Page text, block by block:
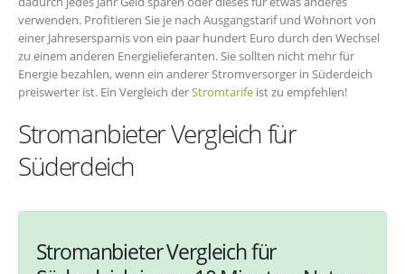
verwenden. Profitieren Sie je nach Ausgangstarif und Wohnort von
einer Jahresersparnis von ein paar hundert Euro durch den Wechsel
zu einem anderen Energielieferanten. Sie sollten nicht mehr für
Energie bezahlen, wenn ein anderer Stromversorger in Süderdeich
preiswerter ist. Ein Vergleich derStromtarife ist zu empfehlen!
Stromanbieter Vergleich für
Süderdeich
Stromanbieter Vergleich für